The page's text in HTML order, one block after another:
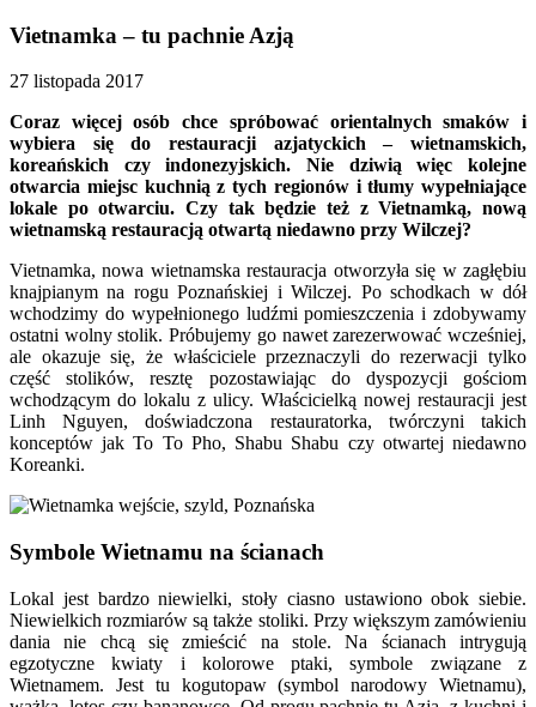
Vietnamka – tu pachnie Azją
27 listopada 2017
Coraz więcej osób chce spróbować orientalnych smaków i
wybiera się do restauracji azjatyckich – wietnamskich,
koreańskich czy indonezyjskich. Nie dziwią więc kolejne
otwarcia miejsc kuchnią z tych regionów i tłumy wypełniające
lokale po otwarciu. Czy tak będzie też z Vietnamką, nową
wietnamską restauracją otwartą niedawno przy Wilczej?
Vietnamka, nowa wietnamska restauracja otworzyła się w zagłębiu
knajpianym na rogu Poznańskiej i Wilczej. Po schodkach w dół
wchodzimy do wypełnionego ludźmi pomieszczenia i zdobywamy
ostatni wolny stolik. Próbujemy go nawet zarezerwować wcześniej,
ale okazuje się, że właściciele przeznaczyli do rezerwacji tylko
część stolików, resztę pozostawiając do dyspozycji gościom
wchodzącym do lokalu z ulicy. Właścicielką nowej restauracji jest
Linh Nguyen, doświadczona restauratorka, twórczyni takich
konceptów jak To To Pho, Shabu Shabu czy otwartej niedawno
Koreanki.
Symbole Wietnamu na ścianach
Lokal jest bardzo niewielki, stoły ciasno ustawiono obok siebie.
Niewielkich rozmiarów są także stoliki. Przy większym zamówieniu
dania nie chcą się zmieścić na stole. Na ścianach intrygują
egzotyczne kwiaty i kolorowe ptaki, symbole związane z
Wietnamem. Jest tu kogutopaw (symbol narodowy Wietnamu),